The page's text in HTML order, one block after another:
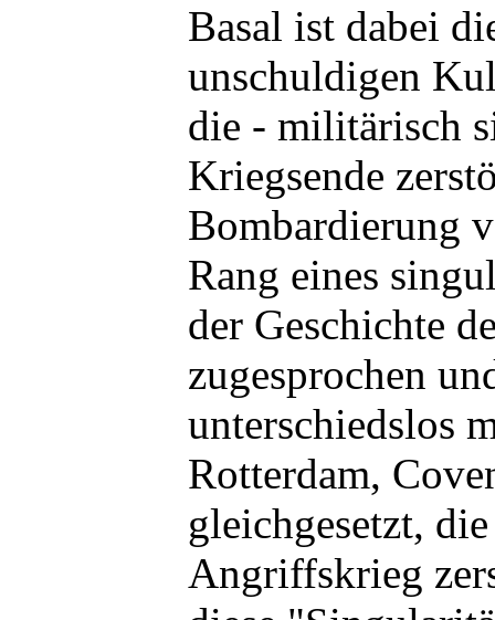
Basal ist dabei
unschuldigen
die - militärisch
Kriegsende
Bombardierung
Rang eines
der Geschichte
zugesprochen
unterschiedslos
Rotterdam,
gleichgesetzt,
Angriffskrieg